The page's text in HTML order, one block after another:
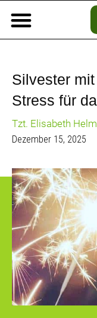
Silvester
Stress für
Tzt. Elisabeth
Dezember 15, 2025